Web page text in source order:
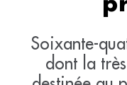
Soixante-
dont la